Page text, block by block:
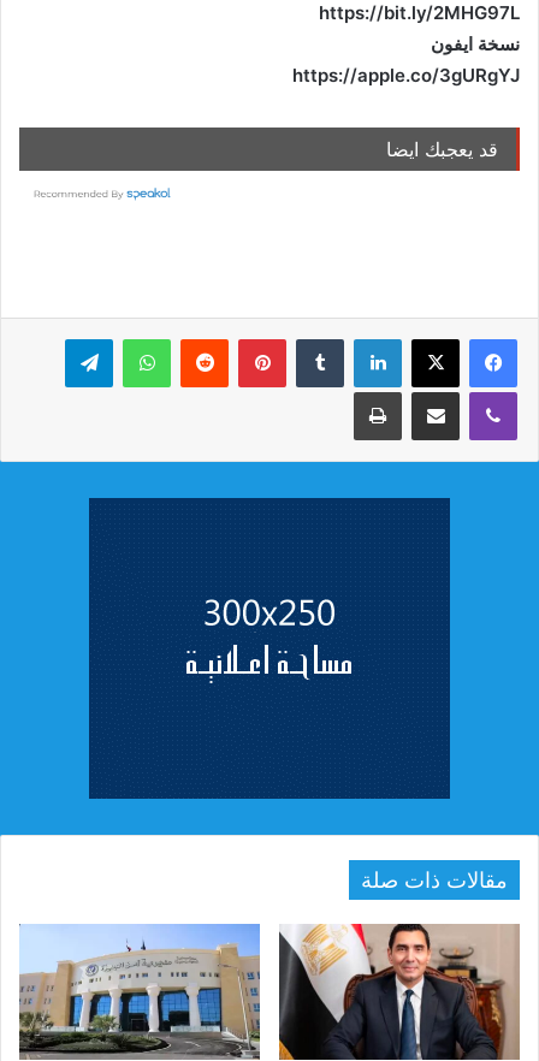
https://bit.ly/2MHG97L
نسخة ايفون
https://apple.co/3gURgYJ
قد يعجبك ايضا
لينكدإن بينتيريست واتساب تيلقرام
ڤايبر مشاركة عبر البريد طباعة
مقالات ذات صلة